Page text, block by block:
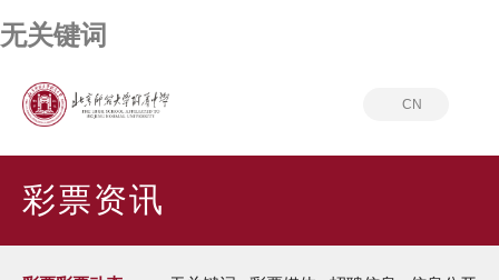
无关键词
CN
彩票资讯